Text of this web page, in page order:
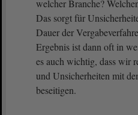
welcher Branche?
Das sorgt für
Dauer der
Ergebnis ist dann oft in
es auch wichtig, dass wir
und Unsicherheiten mit
beseitigen.